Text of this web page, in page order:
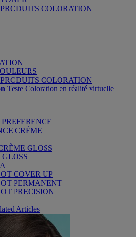
COLORATION
COLORATION
Teste Coloration en réalité virtuelle
CRÈME
GLOSS
COVER UP
PERMANENT
PRECISION
Articles